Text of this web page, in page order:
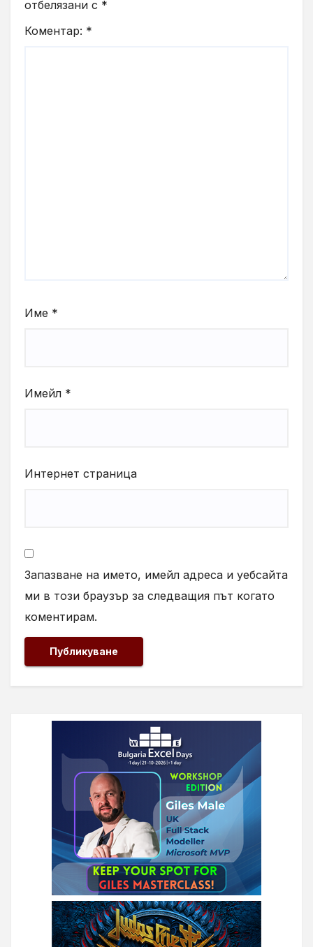
отбелязани с *
Коментар: *
Име *
Имейл *
Интернет страница
Запазване на името, имейл адреса и уебсайта
ми в този браузър за следващия път когато
коментирам.